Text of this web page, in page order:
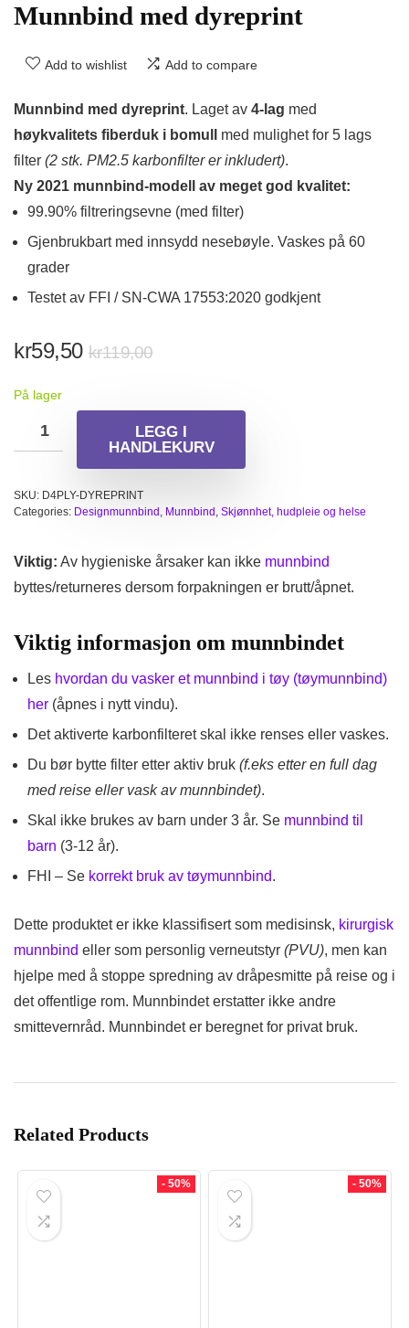
Munnbind med dyreprint
Add to wishlist Add to compare
Munnbind med dyreprint. Laget av 4-lag med
høykvalitets fiberduk i bomull
med mulighet for 5 lags
filter (2 stk. PM2.5 karbonfilter er inkludert).
Ny 2021 munnbind-modell av meget god kvalitet:
99.90% filtreringsevne (med filter)
Gjenbrukbart med innsydd nesebøyle. Vaskes på 60
grader
Testet av FFI / SN-CWA 17553:2020 godkjent
kr119,00Opprinnelig
kr119,00.
kr59,50
Nåværende
kr59,50.
På lager
LEGG I
HANDLEKURV
SKU: D4PLY-DYREPRINT
Categories: Designmunnbind , Munnbind , Skjønnhet, hudpleie og helse
Viktig: Av hygieniske årsaker kan ikke munnbind
byttes/returneres dersom forpakningen er brutt/åpnet.
Viktig informasjon om munnbindet
Les hvordan du vasker et munnbind i tøy (tøymunnbind)
her (åpnes i nytt vindu).
Det aktiverte karbonfilteret skal ikke renses eller vaskes.
Du bør bytte filter etter aktiv bruk (f.eks etter en full dag
med reise eller vask av munnbindet).
Skal ikke brukes av barn under 3 år. Se munnbind til
barn (3-12 år).
FHI – Se korrekt bruk av tøymunnbind.
Dette produktet er ikke klassifisert som medisinsk, kirurgisk
munnbind eller som personlig verneutstyr (PVU), men kan
hjelpe med å stoppe spredning av dråpesmitte på reise og i
det offentlige rom. Munnbindet erstatter ikke andre
smittevernråd. Munnbindet er beregnet for privat bruk.
Related Products
- 50% - 50%